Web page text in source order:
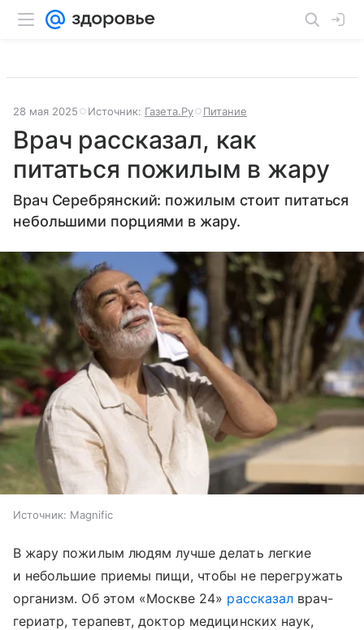
28 мая 2025 Источник: Газета.Ру Питание
Врач рассказал, как
питаться пожилым в жару
Врач Серебрянский: пожилым стоит питаться
небольшими порциями в жару.
Источник: Magnific
В жару пожилым людям лучше делать легкие
и небольшие приемы пищи, чтобы не перегружать
организм. Об этом «Москве 24» рассказалврач-
гериатр, терапевт, доктор медицинских наук,